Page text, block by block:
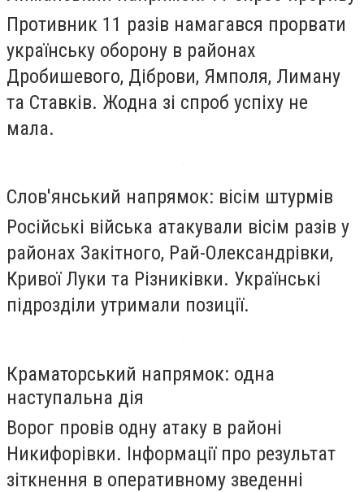
Противник 11 разів намагався прорвати
українську оборону в районах
Дробишевого, Діброви, Ямполя, Лиману
та Ставків. Жодна зі спроб успіху не
мала.
Слов'янський напрямок: вісім штурмів
Російські війська атакували вісім разів у
районах Закітного, Рай-Олександрівки,
Кривої Луки та Різниківки. Українські
підрозділи утримали позиції.
Краматорський напрямок: одна
наступальна дія
Ворог провів одну атаку в районі
Никифорівки. Інформації про результат
зіткнення в оперативному зведенні